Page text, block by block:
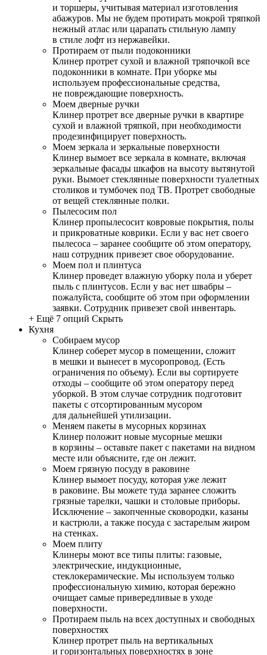
и торшеры, учитывая материал изготовления
абажуров. Мы не будем протирать мокрой тряпкой
нежный атлас или царапать стильную лампу
в стиле лофт из нержавейки.
Протираем от пыли подоконники
Клинер протрет сухой и влажной тряпочкой все
подоконники в комнате. При уборке мы
используем профессиональные средства,
не повреждающие поверхность.
Моем дверные ручки
Клинер протрет все дверные ручки в квартире
сухой и влажной тряпкой, при необходимости
продезинфицирует поверхность.
Моем зеркала и зеркальные поверхности
Клинер вымоет все зеркала в комнате, включая
зеркальные фасады шкафов на высоту вытянутой
руки. Вымоет стеклянные поверхности туалетных
столиков и тумбочек под ТВ. Протрет свободные
от вещей стеклянные полки.
Пылесосим пол
Клинер пропылесосит ковровые покрытия, полы
и прикроватные коврики. Если у вас нет своего
пылесоса – заранее сообщите об этом оператору,
наш сотрудник привезет свое оборудование.
Моем пол и плинтуса
Клинер проведет влажную уборку пола и уберет
пыль с плинтусов. Если у вас нет швабры –
пожалуйста, сообщите об этом при оформлении
заявки. Сотрудник привезет свой инвентарь.
+ Ещё 7 опций Скрыть
Кухня
Собираем мусор
Клинер соберет мусор в помещении, сложит
в мешки и вынесет в мусоропровод. (Есть
ограничения по объему). Если вы сортируете
отходы – сообщите об этом оператору перед
уборкой. В этом случае сотрудник подготовит
пакеты с отсортированным мусором
для дальнейшей утилизации.
Меняем пакеты в мусорных корзинах
Клинер положит новые мусорные мешки
в корзины – оставьте пакет с пакетами на видном
месте или объясните, где он лежит.
Моем грязную посуду в раковине
Клинер вымоет посуду, которая уже лежит
в раковине. Вы можете туда заранее сложить
грязные тарелки, чашки и столовые приборы.
Исключение – закопченные сковородки, казаны
и кастрюли, а также посуда с застарелым жиром
на стенках.
Моем плиту
Клинеры моют все типы плиты: газовые,
электрические, индукционные,
стеклокерамические. Мы используем только
профессиональную химию, которая бережно
очищает самые привередливые в уходе
поверхности.
Протираем пыль на всех доступных и свободных
поверхностях
Клинер протрет пыль на вертикальных
и горизонтальных поверхностях в зоне